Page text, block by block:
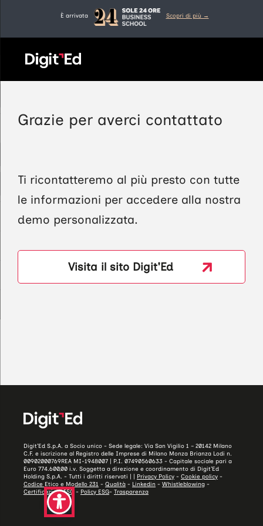
contenuto
È arrivata Scopri di più →
Grazie per averci contattato
Ti ricontatteremo al più presto con tutte
le informazioni per accedere alla nostra
demo personalizzata.
Visita il sito Digit'Ed
Digit’Ed S.p.A. a Socio unico - Sede legale: Via San Vigilio 1 – 20142 Milano
C.F. e iscrizione al Registro delle Imprese di Milano Monza Brianza Lodi n.
00902000769REA MI-1948007 | P.I. 07490560633 - Capitale sociale pari a
Euro 774.600,00 i.v. Soggetta a direzione e coordinamento di Digit’Ed
Holding S.p.A. - Tutti i diritti riservati | | Privacy Policy - Cookie policy -
Codice Etico e Modello 231 - Qualità - Linkedin - Whistleblowing -
Certificazioni ISO - Policy ESG- Trasparenza